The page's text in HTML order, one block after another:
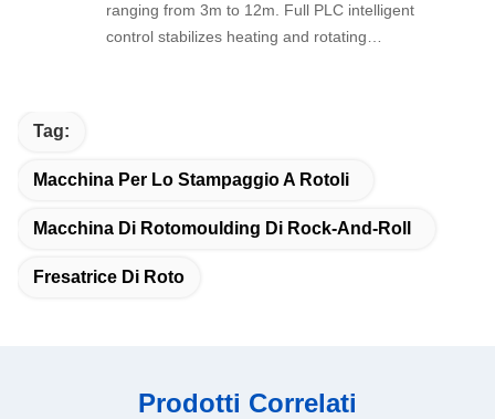
ranging from 3m to 12m. Full PLC intelligent
control stabilizes heating and rotating
Tag:
Macchina Per Lo Stampaggio A Rotoli
Macchina Di Rotomoulding Di Rock-And-Roll
Fresatrice Di Roto
Prodotti Correlati